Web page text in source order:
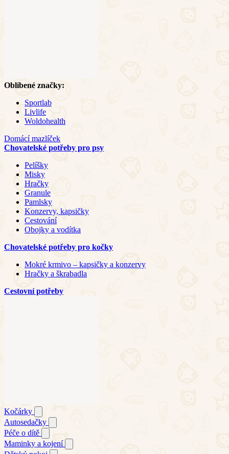
Oblíbené značky:
Sportlab
Livlife
Woldohealth
Domácí mazlíček
Chovatelské potřeby pro psy
Pelíšky
Misky
Hračky
Granule
Pamlsky
Konzervy, kapsičky
Cestování
Obojky a vodítka
Chovatelské potřeby pro kočky
Mokré krmivo – kapsičky a konzervy
Hračky a škrabadla
Cestovní potřeby
Kočárky
Autosedačky
Péče o dítě
Maminky a kojení